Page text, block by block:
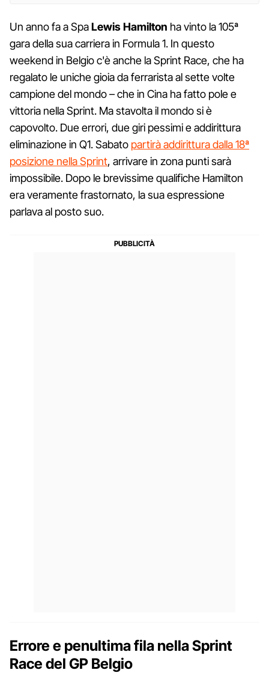
Un anno fa a SpaLewis Hamilton ha vinto la 105ª
gara della sua carriera in Formula 1. In questo
weekend in Belgio c'è anche la Sprint Race, che ha
regalato le uniche gioia da ferrarista al sette volte
campione del mondo – che in Cina ha fatto pole e
vittoria nella Sprint. Ma stavolta il mondo si è
capovolto. Due errori, due giri pessimi e addirittura
eliminazione in Q1. Sabato partirà addirittura dalla 18ª
posizione nella Sprint, arrivare in zona punti sarà
impossibile. Dopo le brevissime qualifiche Hamilton
era veramente frastornato, la sua espressione
parlava al posto suo.
Errore e penultima fila nella Sprint
Race del GP Belgio